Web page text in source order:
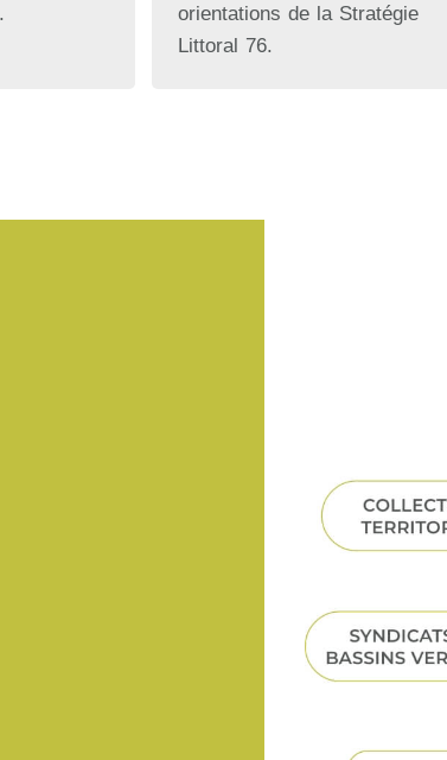
orientations de la Stratégie
Littoral 76.